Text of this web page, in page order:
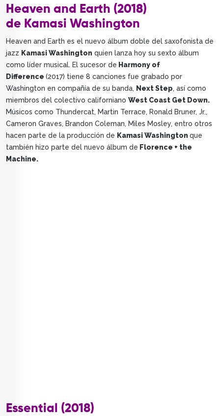
Heaven and Earth (2018)
de Kamasi Washington
Heaven and Earth es el nuevo álbum doble del saxofonista de
jazz Kamasi Washington quien lanza hoy su sexto álbum
como líder musical. El sucesor de Harmony of
Difference (2017) tiene 8 canciones fue grabado por
Washington en compañía de su banda, Next Step, así como
miembros del colectivo californiano West Coast Get Down.
Músicos como Thundercat, Martin Terrace, Ronald Bruner, Jr.,
Cameron Graves, Brandon Coleman, Miles Mosley, entro otros
hacen parte de la producción de Kamasi Washington que
también hizo parte del nuevo álbum de Florence + the
Machine.
Essential (2018)